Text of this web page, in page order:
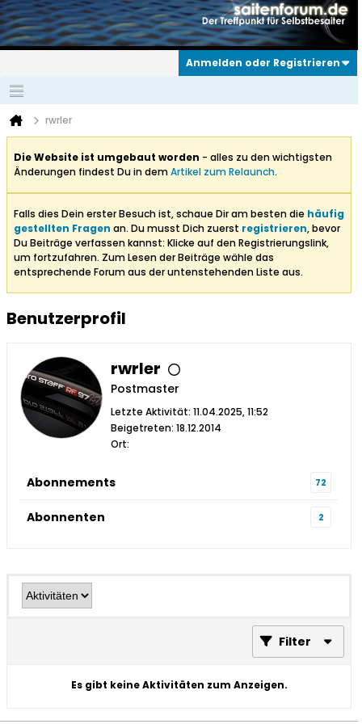
Anmelden oder Registrieren
rwrler
Die Website ist umgebaut worden - alles zu den wichtigsten
Änderungen findest Du in demArtikel zum Relaunch.
Falls dies Dein erster Besuch ist, schaue Dir am besten die häufig
gestellten Fragen an. Du musst Dich zuerst registrieren, bevor
Du Beiträge verfassen kannst: Klicke auf den Registrierungslink,
um fortzufahren. Zum Lesen der Beiträge wähle das
entsprechende Forum aus der untenstehenden Liste aus.
Benutzerprofil
rwrler
Postmaster
Letzte Aktivität: 11.04.2025, 11:52
Beigetreten: 18.12.2014
Ort:
Abonnements 72
Abonnenten 2
Filter
Es gibt keine Aktivitäten zum Anzeigen.